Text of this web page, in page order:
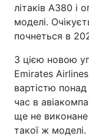
літаків A380 і
моделі.
почнеться в
З цією новою
Emirates
вартістю
час в
ще не виконане
такої ж моделі.